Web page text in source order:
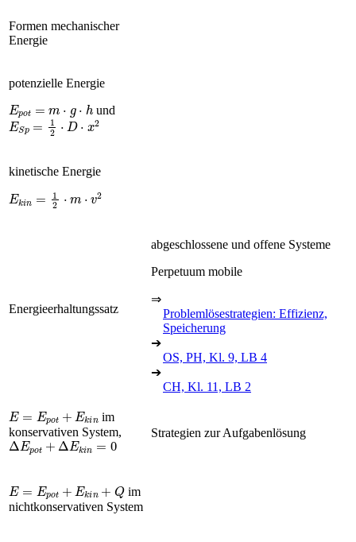
Formen mechanischer
Energie
potenzielle Energie
Ep und
ESp 2·D ·x 2
kinetische Energie
Ek 2
Energieerhaltungssatz
abgeschlossene und offene Systeme
Perpetuum mobile
⇒
Problemlösestrategien: Effizienz,
Speicherung
➔
OS, PH, Kl. 9, LB 4
➔
CH, Kl. 11, LB 2
E= po in
im
konservativen System,
∆Epot+∆Ekin=0 Strategien zur Aufgabenlösung
E= po in
im
nichtkonservativen System